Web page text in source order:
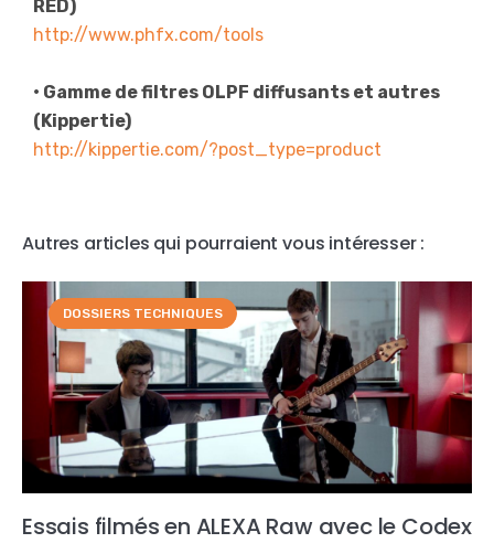
RED)
http://www.phfx.com/tools
• Gamme de filtres OLPF diffusants et autres
(Kippertie)
http://kippertie.com/?post_type=product
Autres articles qui pourraient vous intéresser :
DOSSIERS TECHNIQUES
Essais filmés en ALEXA Raw avec le Codex